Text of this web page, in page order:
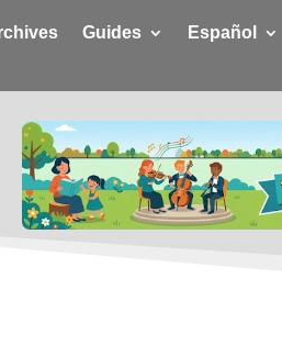
Guides
Español